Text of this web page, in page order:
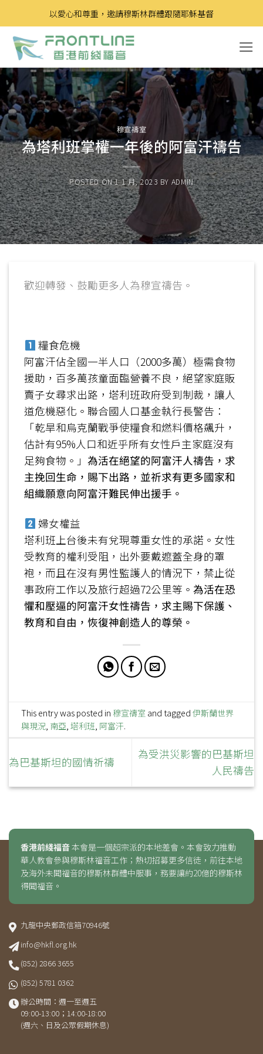
to
content
以愛心和尊重，邀請穆斯林群體跟隨耶穌基督
穆宣禱室
為塔利班掌權一年後的阿富汗禱告
POSTED ON1 1 月, 2023 BY ADMIN
歡迎轉發、鼓勵更多人為穆宣禱告。
糧食危機
阿富汗佔全國一半人口（2000多萬）極需食物
援助，百多萬孩童面臨營養不良，絕望家庭販
賣子女尋求出路，塔利班政府受到制裁，讓人
道危機惡化。聯合國人口基金執行長警告：
「乾旱和烏克蘭戰爭使糧食和燃料價格飆升，
估計有95%人口和近乎所有女性戶主家庭沒有
足夠食物。」為活在絕望的阿富汗人禱告，求
主挽回生命，賜下出路，並祈求有更多國家和
組織願意向阿富汗難民伸出援手。
婦女權益
塔利班上台後未有兌現尊重女性的承諾。女性
受教育的權利受阻，出外要戴遮蓋全身的罩
袍，而且在沒有男性監護人的情況下，禁止從
事政府工作以及旅行超過72公里等。為活在恐
懼和壓逼的阿富汗女性禱告，求主賜下保護、
教育和自由，恢復神創造人的尊榮。
This entry was posted in穆宣禱室 and tagged伊斯蘭世界
與現況 南亞 ,塔利班 阿富汗.
為巴基斯坦的國情祈禱
為受洪災影響的巴基斯坦
人民禱告
香港前綫福音本會是一個超宗派的本地差會。本會致力推動
華人教會參與穆斯林福音工作；熱切招募更多信徒，前往本地
及海外未聞福音的穆斯林群體中服事，務要讓約20億的穆斯林
得聞福音。
九龍中央郵政信箱70946號
info@hkfl.org.hk
(852) 2866 3655
(852) 5781 0362
辦公時間：週一至週五
09:00-13:00；14:00-18:00
(週六、日及公眾假期休息)